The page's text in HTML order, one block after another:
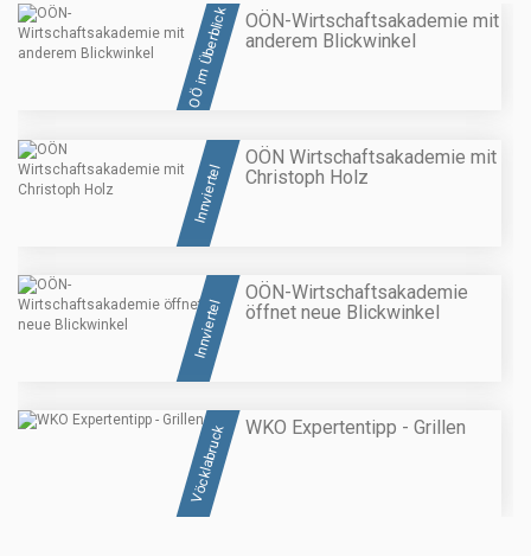
OÖ im Überblick
OÖN-Wirtschaftsakademie mit
anderem Blickwinkel
Innviertel
OÖN Wirtschaftsakademie mit
Christoph Holz
Innviertel
OÖN-Wirtschaftsakademie
öffnet neue Blickwinkel
Vöcklabruck WKO Expertentipp - Grillen